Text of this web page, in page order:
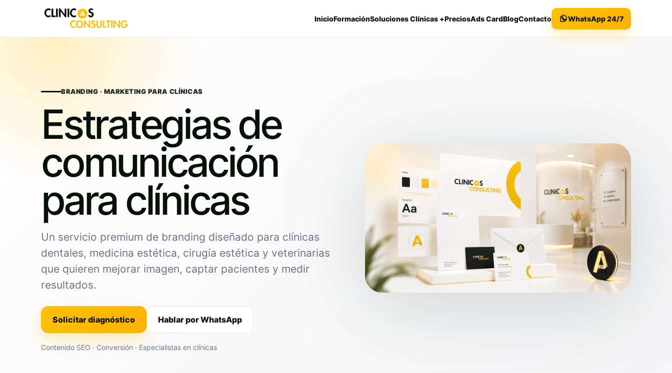
InicioFormaciónSoluciones Clínicas +PreciosAds CardBlogContacto WhatsApp 24/7
BRANDING · MARKETING PARA CLÍNICAS
Estrategias de
comunicación
para clínicas
Un servicio premium de branding diseñado para clínicas
dentales, medicina estética, cirugía estética y veterinarias
que quieren mejorar imagen, captar pacientes y medir
resultados.
Solicitar diagnóstico Hablar por WhatsApp
Contenido SEO · Conversión · Especialistas en clínicas